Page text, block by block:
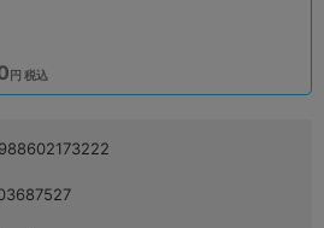
円 税込